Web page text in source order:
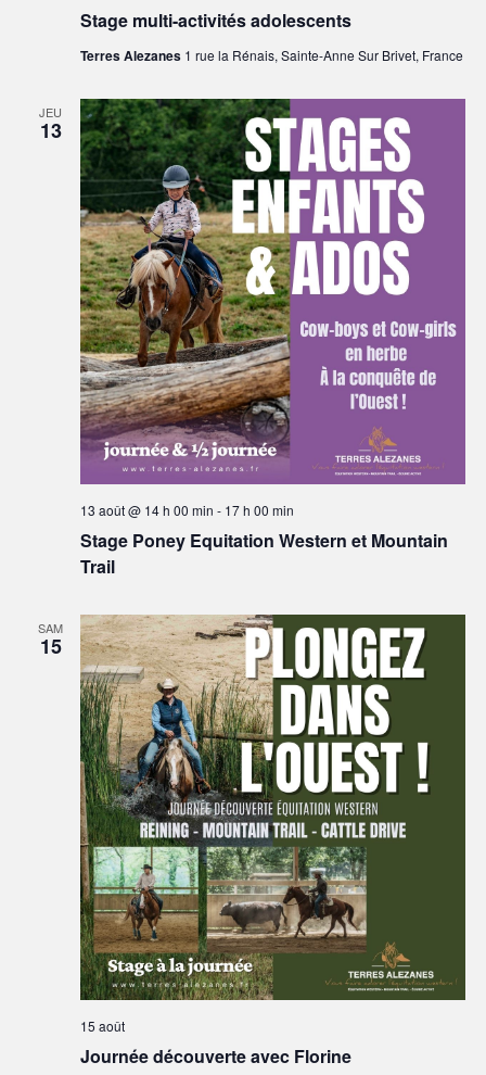
Stage multi-activités adolescents
Terres Alezanes 1 rue la Rénais, Sainte-Anne Sur Brivet, France
JEU
13
Stage Poney Equitation Western et Mountain
Trail
13 août @ 14 h 00 min - 17 h 00 min
SAM
15
Journée découverte avec Florine
15 août